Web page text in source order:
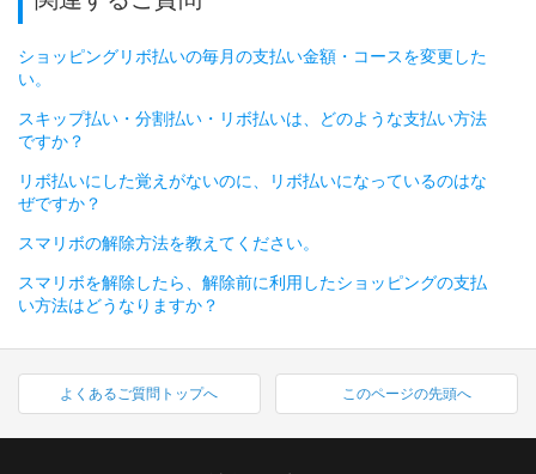
ショッピングリボ払いの毎月の支払い金額・コースを変更した
い。
スキップ払い・分割払い・リボ払いは、どのような支払い方法
ですか？
リボ払いにした覚えがないのに、リボ払いになっているのはな
ぜですか？
スマリボの解除方法を教えてください。
スマリボを解除したら、解除前に利用したショッピングの支払
い方法はどうなりますか？
よくあるご質問トップへ このページの先頭へ